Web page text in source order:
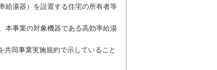
給湯器）を設置する住宅の所有者等
本事業の対象機器である高効率給湯
同事業実施規約で示していること